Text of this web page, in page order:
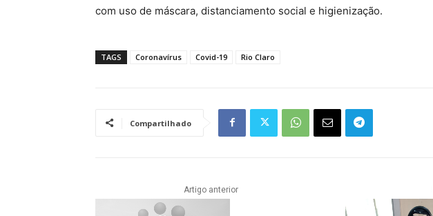
com uso de máscara, distanciamento social e higienização.
TAGS Coronavírus Covid-19 Rio Claro
Compartilhado
Artigo anterior